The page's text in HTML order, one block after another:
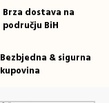
Brza dostava na
području BiH
Bezbjedna & sigurna
kupovina